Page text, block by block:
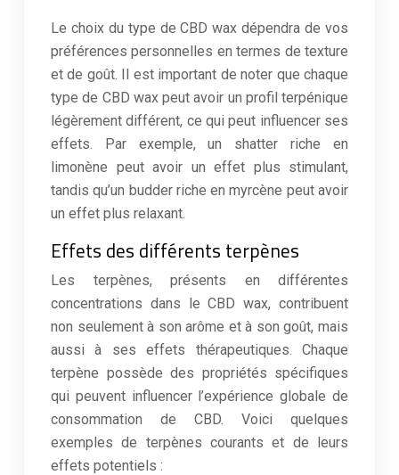
Le choix du type de CBD wax dépendra de vos
préférences personnelles en termes de texture
et de goût. Il est important de noter que chaque
type de CBD wax peut avoir un profil terpénique
légèrement différent, ce qui peut influencer ses
effets. Par exemple, un shatter riche en
limonène peut avoir un effet plus stimulant,
tandis qu’un budder riche en myrcène peut avoir
un effet plus relaxant.
Effets des différents terpènes
Les terpènes, présents en différentes
concentrations dans le CBD wax, contribuent
non seulement à son arôme et à son goût, mais
aussi à ses effets thérapeutiques. Chaque
terpène possède des propriétés spécifiques
qui peuvent influencer l’expérience globale de
consommation de CBD. Voici quelques
exemples de terpènes courants et de leurs
effets potentiels :